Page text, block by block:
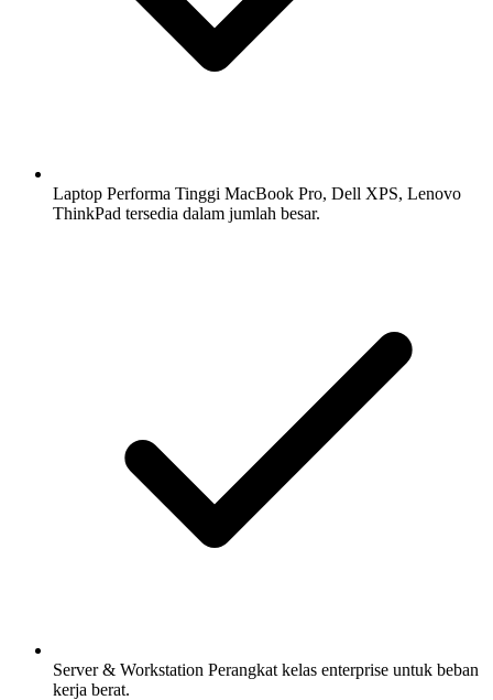
Laptop Performa Tinggi MacBook Pro, Dell XPS, Lenovo
ThinkPad tersedia dalam jumlah besar.
Server & Workstation Perangkat kelas enterprise untuk beban
kerja berat.